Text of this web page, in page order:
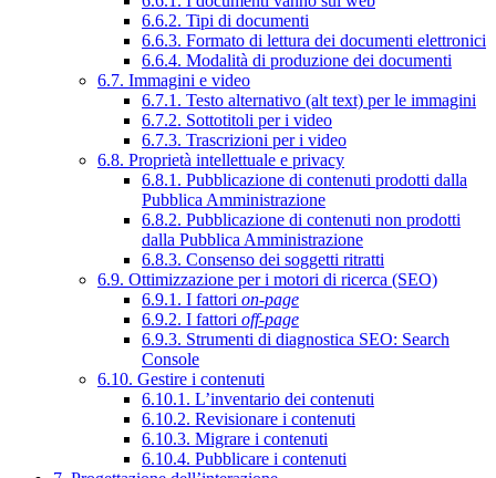
6.6.2. Tipi di documenti
6.6.3. Formato di lettura dei documenti elettronici
6.6.4. Modalità di produzione dei documenti
6.7. Immagini e video
6.7.1. Testo alternativo (alt text) per le immagini
6.7.2. Sottotitoli per i video
6.7.3. Trascrizioni per i video
6.8. Proprietà intellettuale e privacy
6.8.1. Pubblicazione di contenuti prodotti dalla
Pubblica Amministrazione
6.8.2. Pubblicazione di contenuti non prodotti
dalla Pubblica Amministrazione
6.8.3. Consenso dei soggetti ritratti
6.9. Ottimizzazione per i motori di ricerca (SEO)
6.9.1. I fattori on-page
6.9.2. I fattori off-page
6.9.3. Strumenti di diagnostica SEO: Search
Console
6.10. Gestire i contenuti
6.10.1. L’inventario dei contenuti
6.10.2. Revisionare i contenuti
6.10.3. Migrare i contenuti
6.10.4. Pubblicare i contenuti